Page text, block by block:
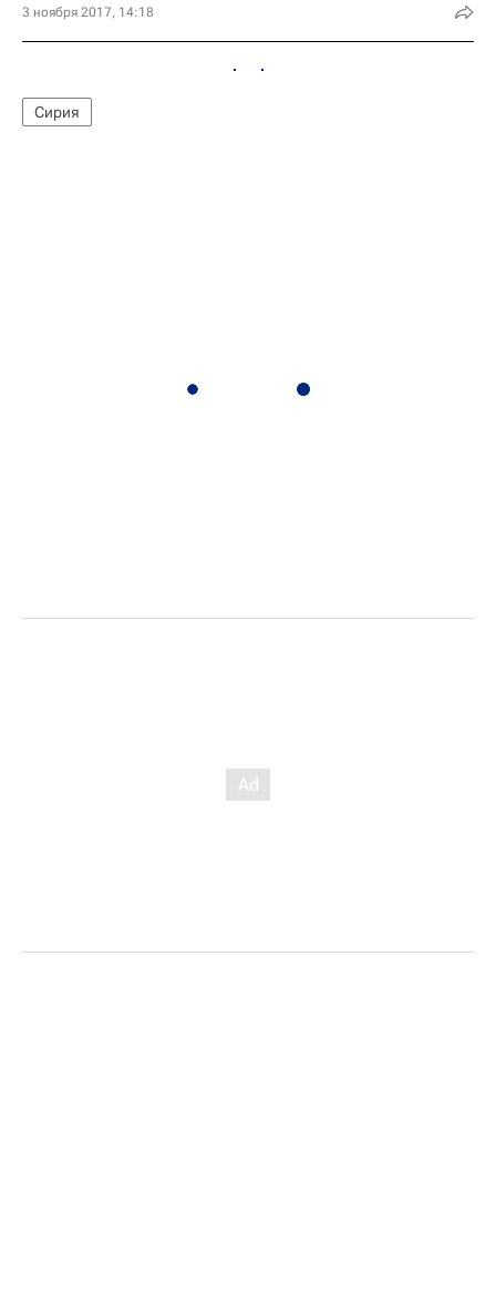
3 ноября 2017, 14:18
Сирия